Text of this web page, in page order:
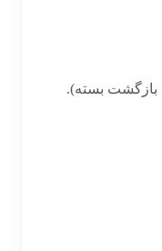
بازگشت بسته).